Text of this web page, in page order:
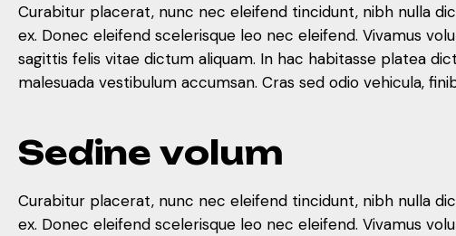
Curabitur placerat, nunc nec eleifend tincidunt, nibh nulla
ex. Donec eleifend scelerisque leo nec eleifend. Vivamus
sagittis felis vitae dictum aliquam. In hac habitasse platea
malesuada vestibulum accumsan. Cras sed odio vehicula,
Sedine volum
Curabitur placerat, nunc nec eleifend tincidunt, nibh nulla
ex. Donec eleifend scelerisque leo nec eleifend. Vivamus